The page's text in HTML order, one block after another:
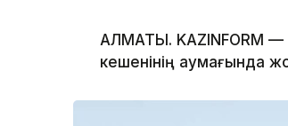
АЛМАТЫ. KAZINFORM —
кешенінің аумағында